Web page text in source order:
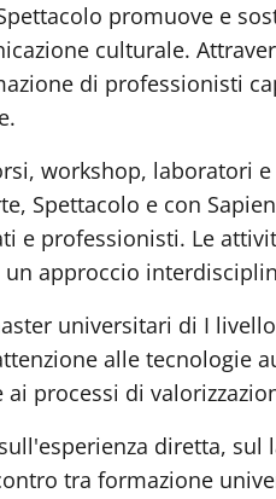
promuove e
culturale.
di professionisti
workshop,
Spettacolo e con
e professionisti. Le
approccio
universitari di I
alle tecnologie
processi di
diretta,
tra formazione